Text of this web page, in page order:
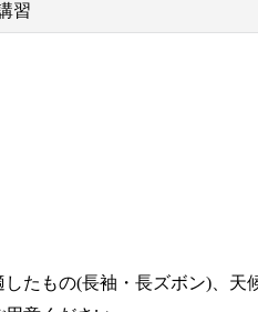
習
たもの(長袖・長ズボン)、